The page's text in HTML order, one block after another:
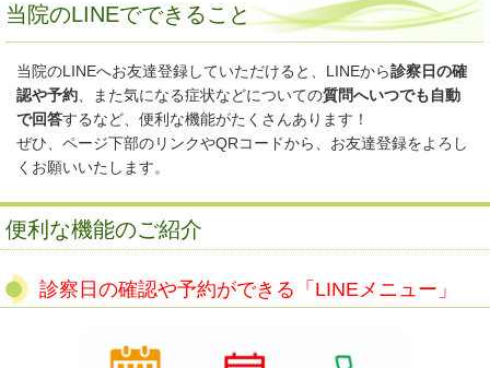
当院のLINEでできること
当院のLINEへお友達登録していただけると、LINEから診察日の確
認や予約 、また気になる症状などについての質問へいつでも自動
で回答するなど、便利な機能がたくさんあります！
ぜひ、ページ下部のリンクやQRコードから、お友達登録をよろし
くお願いいたします。
便利な機能のご紹介
診察日の確認や予約ができる「LINEメニュー」